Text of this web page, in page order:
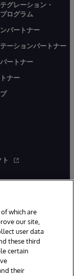
グレーション・
ログラム
パートナー
ーションパートナー
ートナー
ナー
All Rights
which are
our site,
user data
these third
certain
their